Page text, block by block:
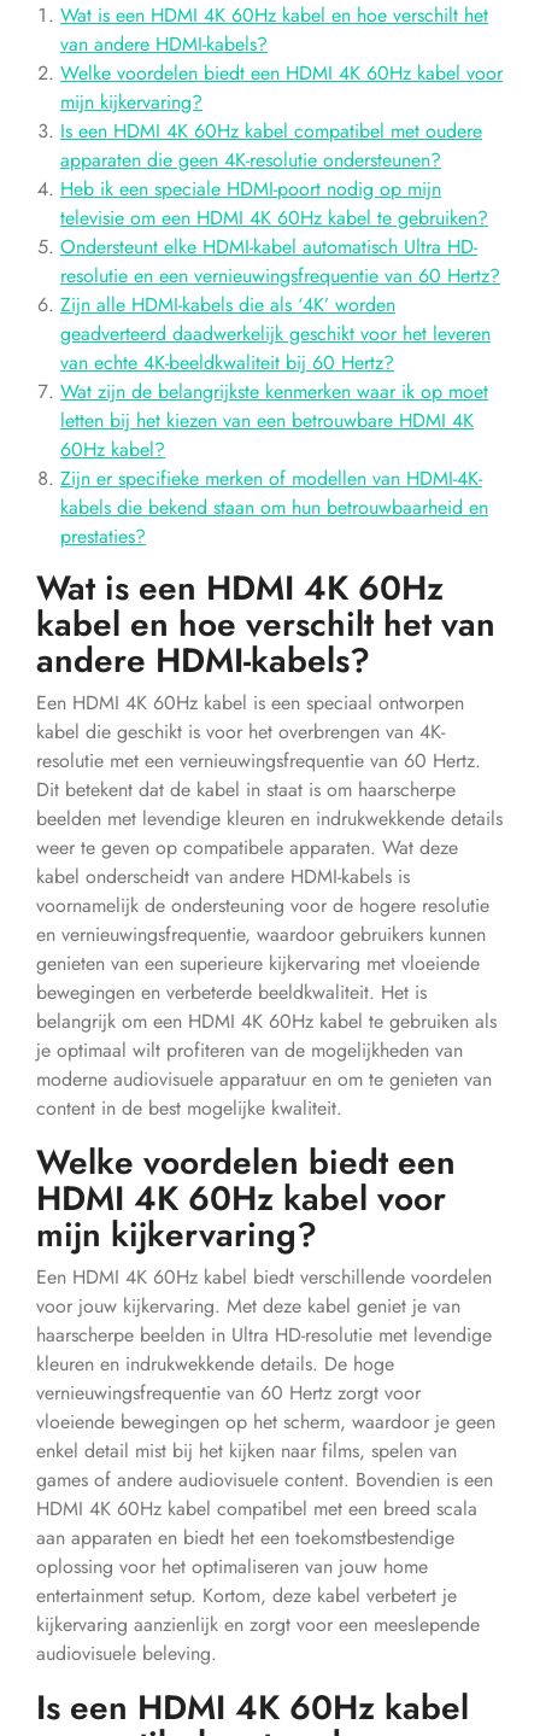
Wat is een HDMI 4K 60Hz kabel en hoe verschilt het
van andere HDMI-kabels?
Welke voordelen biedt een HDMI 4K 60Hz kabel voor
mijn kijkervaring?
Is een HDMI 4K 60Hz kabel compatibel met oudere
apparaten die geen 4K-resolutie ondersteunen?
Heb ik een speciale HDMI-poort nodig op mijn
televisie om een ​​HDMI 4K 60Hz kabel te gebruiken?
Ondersteunt elke HDMI-kabel automatisch Ultra HD-
resolutie en een vernieuwingsfrequentie van 60 Hertz?
Zijn alle HDMI-kabels die als ‘4K’ worden
geadverteerd daadwerkelijk geschikt voor het leveren
van echte 4K-beeldkwaliteit bij 60 Hertz?
Wat zijn de belangrijkste kenmerken waar ik op moet
letten bij het kiezen van een betrouwbare HDMI 4K
60Hz kabel?
Zijn er specifieke merken of modellen van HDMI-4K-
kabels die bekend staan om hun betrouwbaarheid en
prestaties?
Wat is een HDMI 4K 60Hz
kabel en hoe verschilt het van
andere HDMI-kabels?
Een HDMI 4K 60Hz kabel is een speciaal ontworpen
kabel die geschikt is voor het overbrengen van 4K-
resolutie met een vernieuwingsfrequentie van 60 Hertz.
Dit betekent dat de kabel in staat is om haarscherpe
beelden met levendige kleuren en indrukwekkende details
weer te geven op compatibele apparaten. Wat deze
kabel onderscheidt van andere HDMI-kabels is
voornamelijk de ondersteuning voor de hogere resolutie
en vernieuwingsfrequentie, waardoor gebruikers kunnen
genieten van een superieure kijkervaring met vloeiende
bewegingen en verbeterde beeldkwaliteit. Het is
belangrijk om een HDMI 4K 60Hz kabel te gebruiken als
je optimaal wilt profiteren van de mogelijkheden van
moderne audiovisuele apparatuur en om te genieten van
content in de best mogelijke kwaliteit.
Welke voordelen biedt een
HDMI 4K 60Hz kabel voor
mijn kijkervaring?
Een HDMI 4K 60Hz kabel biedt verschillende voordelen
voor jouw kijkervaring. Met deze kabel geniet je van
haarscherpe beelden in Ultra HD-resolutie met levendige
kleuren en indrukwekkende details. De hoge
vernieuwingsfrequentie van 60 Hertz zorgt voor
vloeiende bewegingen op het scherm, waardoor je geen
enkel detail mist bij het kijken naar films, spelen van
games of andere audiovisuele content. Bovendien is een
HDMI 4K 60Hz kabel compatibel met een breed scala
aan apparaten en biedt het een toekomstbestendige
oplossing voor het optimaliseren van jouw home
entertainment setup. Kortom, deze kabel verbetert je
kijkervaring aanzienlijk en zorgt voor een meeslepende
audiovisuele beleving.
Is een HDMI 4K 60Hz kabel